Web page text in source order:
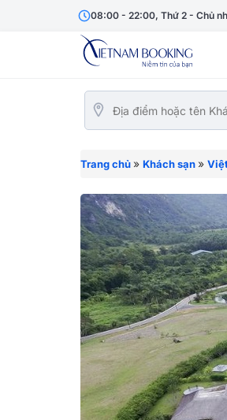
08:00 - 22:00, Thứ 2 - Chủ
Trang chủ » Khách sạn »